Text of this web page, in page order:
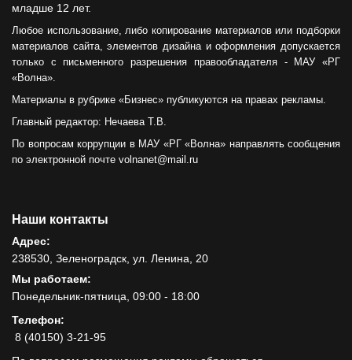
младше 12 лет.
Любое использование, либо копирование материалов или подборки
материалов сайта, элементов дизайна и оформления допускается
только с письменного разрешения правообладателя - МАУ «РГ
«Волна».
Материалы в рубрике «Бизнес» публикуются на правах рекламы.
Главный редактор: Нечаева Т.В.
По вопросам коррупции в МАУ «РГ «Волна» направлять сообщения
по электронной почте volnanet@mail.ru
Наши контакты
Адрес:
238530, Зеленоградск, ул. Ленина, 20
Мы работаем:
Понедельник-пятница, 09:00 - 18:00
Телефон:
8 (40150) 3-21-95